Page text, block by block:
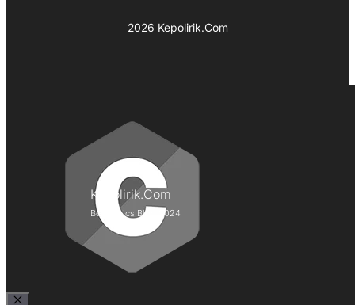
2026 Kepolirik.Com
Kepolirik.Com
Best Lyrics Blog 2024